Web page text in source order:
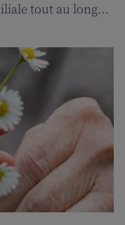
tout au long
services de la
de souffler à
ainsi de pouvoir